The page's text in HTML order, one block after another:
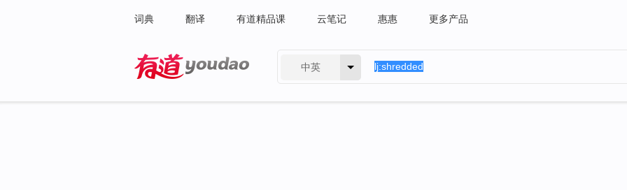
词典 翻译 有道精品课 云笔记 惠惠 更多产品
中英